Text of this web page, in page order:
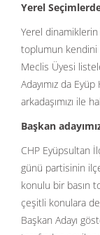
Yerel
Yerel
toplumun kendini
Meclis Üyesi
Adayımız da
arkadaşımızı ile
Başkan
CHP Eyüpsultan
günü partisinin
konulu bir basın
çeşitli konulara
Başkan Adayı